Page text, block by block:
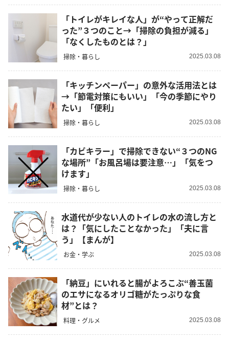
「トイレがキレイな人」が“やって正解だ
った”３つのこと→「掃除の負担が減る」
「なくしたものとは？」
掃除・暮らし 2025.03.08
「キッチンペーパー」の意外な活用法とは
→「節電対策にもいい」「今の季節にやり
たい」「便利」
掃除・暮らし 2025.03.08
「カビキラー」で掃除できない“３つのNG
な場所”「お風呂場は要注意…」「気をつ
けます」
掃除・暮らし 2025.03.08
水道代が少ない人のトイレの水の流し方と
は？「気にしたことなかった」「夫に言
う」【まんが】
お金・学ぶ 2025.03.08
「納豆」にいれると腸がよろこぶ“善玉菌
のエサになるオリゴ糖がたっぷりな食
材”とは？
料理・グルメ 2025.03.08